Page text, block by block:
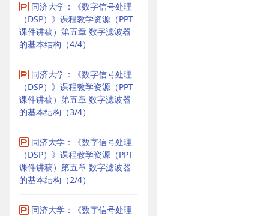
同济大学：《数字信号处理
（DSP）》课程教学资源（PPT
课件讲稿）第五章 数字滤波器
的基本结构（4/4）
同济大学：《数字信号处理
（DSP）》课程教学资源（PPT
课件讲稿）第五章 数字滤波器
的基本结构（3/4）
同济大学：《数字信号处理
（DSP）》课程教学资源（PPT
课件讲稿）第五章 数字滤波器
的基本结构（2/4）
同济大学：《数字信号处理